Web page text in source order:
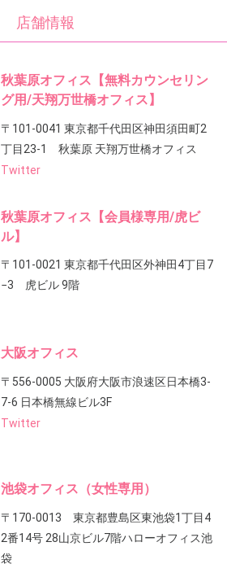
店舗情報
秋葉原オフィス【無料カウンセリン
グ用/天翔万世橋オフィス】
〒101-0041 東京都千代田区神田須田町2
丁目23-1 秋葉原 天翔万世橋オフィス
Twitter
秋葉原オフィス【会員様専用/虎ビ
ル】
〒101-0021 東京都千代田区外神田4丁目7
−3 虎ビル 9階
大阪オフィス
〒556-0005 大阪府大阪市浪速区日本橋3-
7-6 日本橋無線ビル3F
Twitter
池袋オフィス（女性専用）
〒170-0013 東京都豊島区東池袋1丁目4
2番14号 28山京ビル7階ハローオフィス池
袋